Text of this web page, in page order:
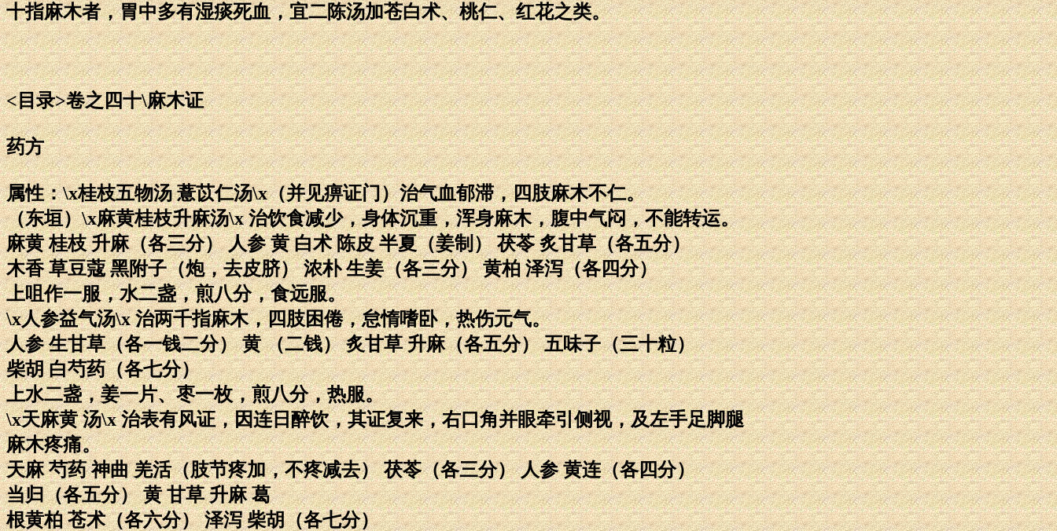
十指麻木者，胃中多有湿痰死血，宜二陈汤加苍白术、桃仁、红花之类。
<目录>卷之四十\麻木证
药方
属性：\x桂枝五物汤 薏苡仁汤\x（并见痹证门）治气血郁滞，四肢麻木不仁。
（东垣）\x麻黄桂枝升麻汤\x 治饮食减少，身体沉重，浑身麻木，腹中气闷，不能转运。
麻黄 桂枝 升麻（各三分） 人参 黄 白术 陈皮 半夏（姜制） 茯苓 炙甘草（各五分）
木香 草豆蔻 黑附子（炮，去皮脐） 浓朴 生姜（各三分） 黄柏 泽泻（各四分）
上咀作一服，水二盏，煎八分，食远服。
\x人参益气汤\x 治两千指麻木，四肢困倦，怠惰嗜卧，热伤元气。
人参 生甘草（各一钱二分） 黄 （二钱） 炙甘草 升麻（各五分） 五味子（三十粒）
柴胡 白芍药（各七分）
上水二盏，姜一片、枣一枚，煎八分，热服。
\x天麻黄 汤\x 治表有风证，因连日醉饮，其证复来，右口角并眼牵引侧视，及左手足脚腿
麻木疼痛。
天麻 芍药 神曲 羌活（肢节疼加，不疼减去） 茯苓（各三分） 人参 黄连（各四分）
当归（各五分） 黄 甘草 升麻 葛
根黄柏 苍术（各六分） 泽泻 柴胡（各七分）